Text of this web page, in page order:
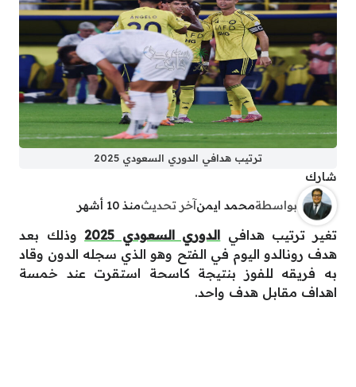
ترتيب هدافي الدوري السعودي 2025
شارك
بواسطةمحمد ايمنآخر تحديثمنذ 10 أشهر
تغير ترتيب هدافي الدوري السعودي 2025
وذلك بعد
هدف رونالدو اليوم في الفتح وهو الذي سجله الدون وقاد
به فريقه للفوز بنتيجة كاسحة استقرت عند خمسة
اهداف مقابل هدف واحد.